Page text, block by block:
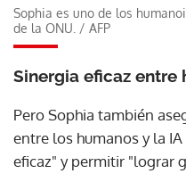
Sophia es uno de los
de la ONU. / AFP
Sinergia eficaz entre
Pero Sophia también
entre los humanos y la
eficaz" y permitir "lograr